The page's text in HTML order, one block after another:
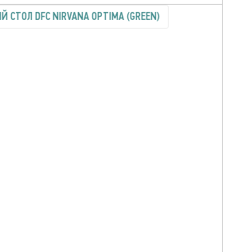
DFC NIRVANA OPTIMA (GREEN)